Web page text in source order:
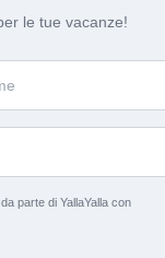
le tue vacanze!
parte di YallaYalla con